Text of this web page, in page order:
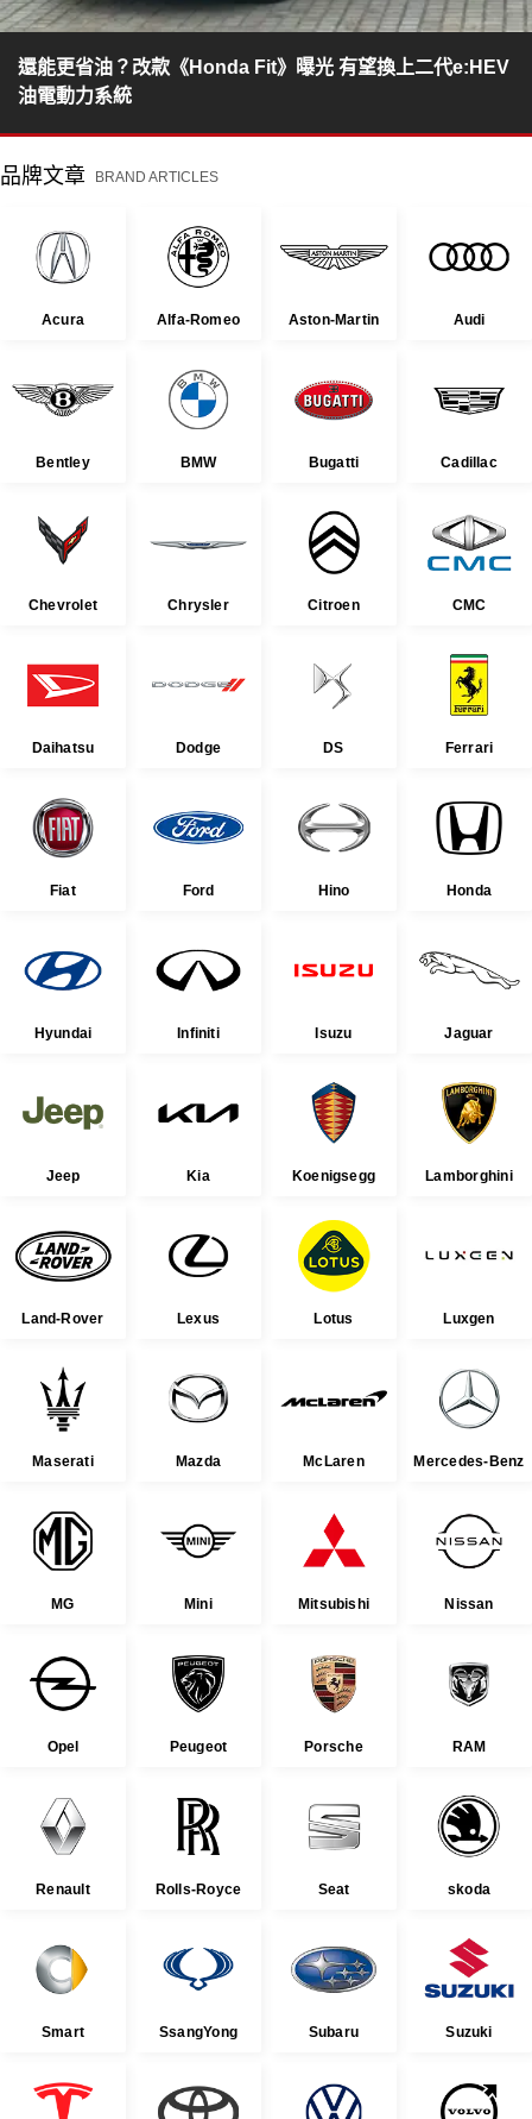
還能更省油？改款《Honda Fit》曝光 有望換上二代e:HEV
油電動力系統
品牌文章 BRAND ARTICLES
Acura Alfa-Romeo Aston-Martin Audi
Bentley BMW Bugatti Cadillac
Chevrolet Chrysler Citroen CMC
Daihatsu Dodge DS Ferrari
Fiat Ford Hino Honda
Hyundai Infiniti Isuzu Jaguar
Jeep Kia Koenigsegg Lamborghini
Land-Rover Lexus Lotus Luxgen
Maserati Mazda McLaren Mercedes-Benz
MG Mini Mitsubishi Nissan
Opel Peugeot Porsche RAM
Renault Rolls-Royce Seat skoda
Smart SsangYong Subaru Suzuki